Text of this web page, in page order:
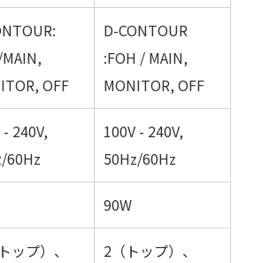
OFF
D-CONTOUR
:FOH / MAIN,
MONITOR, OFF
240V,
60Hz
100V - 240V,
50Hz/60Hz
90W
ップ）、 2（トップ）、